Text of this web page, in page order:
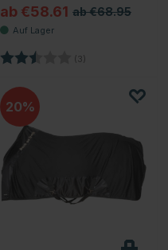
ab €58.61 ab €68.95
Bewertung: (3)
20